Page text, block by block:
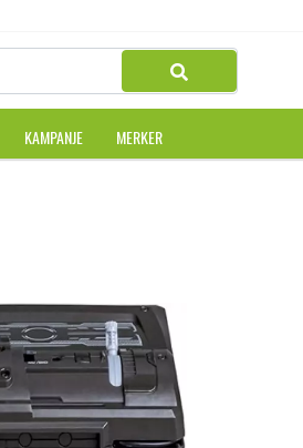
KAMPANJE MERKER